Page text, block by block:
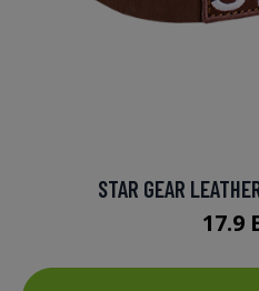
STAR GEAR
17.9